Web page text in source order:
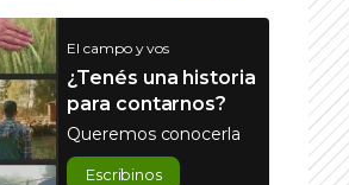
El campo y vos
¿Tenés una historia
para contarnos?
Queremos conocerla
Escribinos